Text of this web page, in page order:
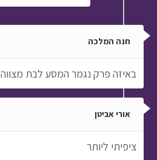
חנה המלכה
באיזה פרק נגמר המסע לבת מצווה
אורי אביטן
ציפיתי ליותר